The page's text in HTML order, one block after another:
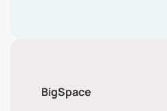
BigSpace